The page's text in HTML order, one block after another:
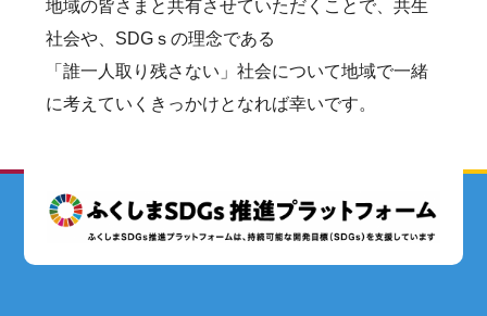
地域の皆さまと共有させていただくことで、共生
社会や、SDGｓの理念である
「誰一人取り残さない」社会について地域で一緒
に考えていくきっかけとなれば幸いです。